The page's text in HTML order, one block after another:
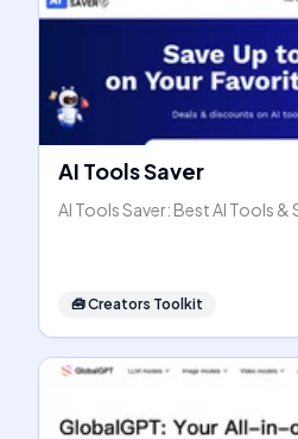
AI Tools Saver
AI Tools Saver: Best AI Tools
🧰Creators Toolkit